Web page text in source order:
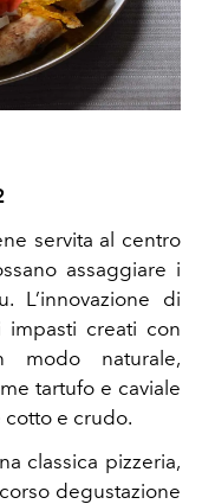
servita al centro
assaggiare i
L’innovazione di
creati con
naturale,
tartufo e caviale
cotto e crudo.
classica pizzeria,
degustazione